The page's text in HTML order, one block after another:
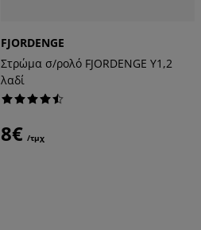
FJORDENGE
Στρώμα σ/ρολό FJORDENGE Υ1,2
λαδί
8€ /τμχ